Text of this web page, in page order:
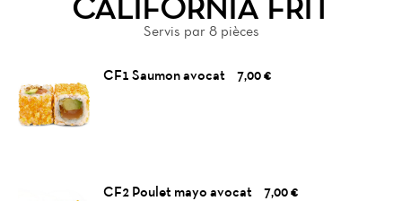
Servis par 8 pièces
CF1 Saumon avocat 7,00 €
CF2 Poulet mayo avocat 7,00 €